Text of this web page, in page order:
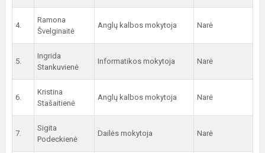
4.
Ramona
Švelginaitė
Anglų kalbos mokytoja Narė
5.
Ingrida
Stankuvienė
Informatikos mokytoja Narė
6.
Kristina
Stašaitienė
Anglų kalbos mokytoja Narė
7.
Sigita
Podeckienė
Dailės mokytoja Narė